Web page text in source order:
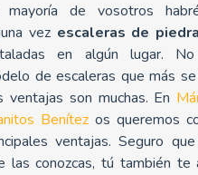
mayoría de vosotros
vez escaleras de
en algún lugar.
de escaleras que más
ventajas son muchas. En
Benítez os queremos
ventajas. Seguro
las conozcas, tú también te